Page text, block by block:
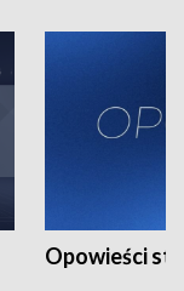
Opowieści